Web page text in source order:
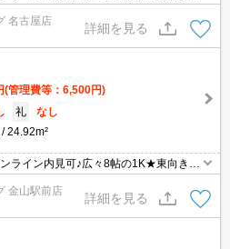
名古屋店
詳細を見る
(管理費等：6,500円)
礼
なし
24.92m²
ライン内見可♪広々8帖の1K★東向き★
金山駅前店
詳細を見る